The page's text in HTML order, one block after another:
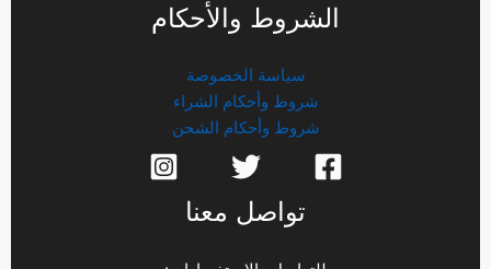
الشروط والأحكام
سياسة الخصوصة
شروط وأحكام الشراء
شروط وأحكام الشحن
تواصل معنا